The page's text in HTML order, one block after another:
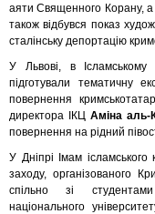
аяти Священного Корану, а
також відбувся показ
сталінську депортацію
У Львові, в
підготували тематичну
повернення
директора ІКЦ Аміна аль-
повернення на рідний
У Дніпрі Імам
заходу, організованого
спільно зі студентами
національного